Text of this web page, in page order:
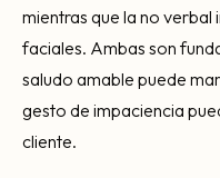
mientras que la no verbal
faciales. Ambas son
saludo amable puede
gesto de impaciencia
cliente.